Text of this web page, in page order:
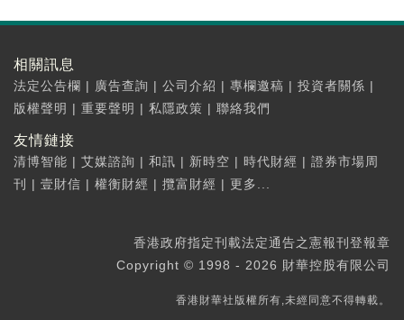
相關訊息
法定公告欄 | 廣告查詢 | 公司介紹 | 專欄邀稿 | 投資者關係 |
版權聲明 | 重要聲明 | 私隱政策 | 聯絡我們
友情鏈接
清博智能 | 艾媒諮詢 | 和訊 | 新時空 | 時代財經 | 證券市場周
刊
| 壹財信 | 權衡財經 | 攬富財經 | 更多...
香港政府指定刊載法定通告之憲報刊登報章
Copyright © 1998 - 2026 財華控股有限公司
香港財華社版權所有,未經同意不得轉載。